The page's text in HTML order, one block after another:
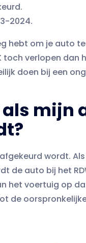
2024.
hebt om je auto
toch verlopen dan
doen bij een
mijn
wordt.
de auto bij het
het voertuig op
de